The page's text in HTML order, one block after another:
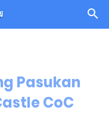
Pasukan
CoC